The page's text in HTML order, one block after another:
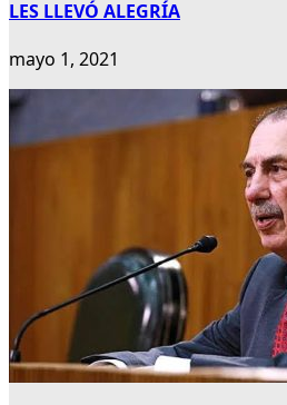
LES LLEVÓ ALEGRÍA
mayo 1, 2021